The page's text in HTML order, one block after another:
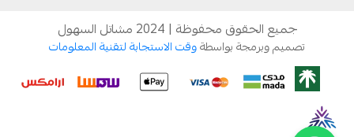
جميع الحقوق محفوظة | 2024 مشاتل السهول
تصميم وبرمجة بواسطةوقت الاستجابة لتقنية المعلومات